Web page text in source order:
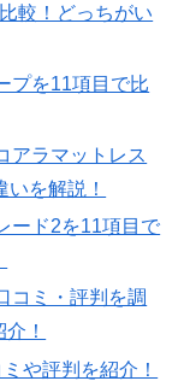
較！どっちがい
プを11項目で比
アラマットレス
を解説！
ード2を11項目で
コミ・評判を調
！
や評判を紹介！